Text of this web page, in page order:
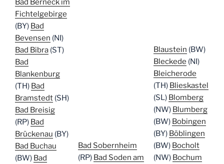
Bad Berneck im
Fichtelgebirge
(BY) Bad
Bevensen (NI)
Bad Bibra (ST)
Bad
Blankenburg
(TH) Bad
Bramstedt (SH)
Bad Breisig
(RP) Bad
Brückenau (BY)
Bad Buchau
(BW) Bad
Bad Sobernheim
(RP) Bad Soden am
Blaustein (BW)
Bleckede (NI)
Bleicherode
(TH) Blieskastel
(SL) Blomberg
(NW) Blumberg
(BW) Bobingen
(BY) Böblingen
(BW) Bocholt
(NW) Bochum